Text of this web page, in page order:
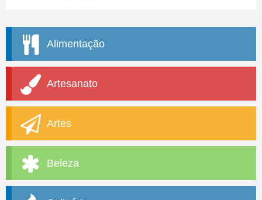
Alimentação
Artesanato
Artes
Beleza